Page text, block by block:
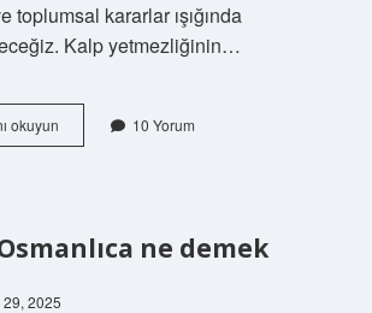
toplumsal kararlar ışığında
Kalp yetmezliğinin…
okuyunKalp
yetmezliği
10 Yorum
ne demek
29, 2025